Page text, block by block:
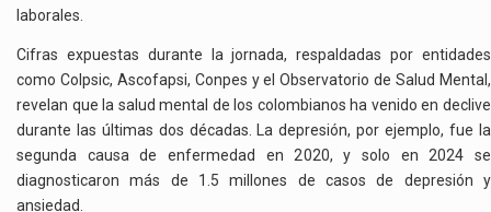
laborales.
Cifras expuestas durante la jornada, respaldadas por entidades
como Colpsic, Ascofapsi, Conpes y el Observatorio de Salud Mental,
revelan que la salud mental de los colombianos ha venido en declive
durante las últimas dos décadas. La depresión, por ejemplo, fue la
segunda causa de enfermedad en 2020, y solo en 2024 se
diagnosticaron más de 1.5 millones de casos de depresión y
ansiedad.